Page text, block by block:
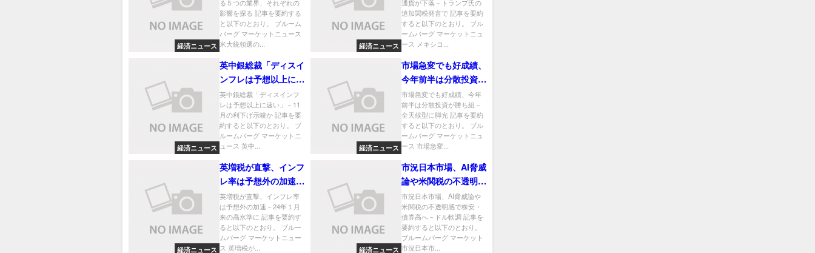
経済ニュース
る５つの業界、それぞれの
影響を探る 記事を要約する
と以下のとおり。 ブルーム
バーグ マーケットニュース
米大統領選の...
経済ニュース
で
通貨が下落－トランプ氏の
追加関税発言で 記事を要約
すると以下のとおり。 ブル
ームバーグ マーケットニュ
ース メキシコ...
経済ニュース
英中銀総裁「ディスイ
ンフレは予想以上に速
い」－11月の利下げ
示唆か
英中銀総裁「ディスインフ
レは予想以上に速い」－11
月の利下げ示唆か 記事を要
約すると以下のとおり。 ブ
ルームバーグ マーケットニ
ュース 英中...
経済ニュース
市場急変でも好成績、
今年前半は分散投資が
勝ち組－全天候型に脚
光
市場急変でも好成績、今年
前半は分散投資が勝ち組－
全天候型に脚光 記事を要約
すると以下のとおり。 ブル
ームバーグ マーケットニュ
ース 市場急変...
経済ニュース
英増税が直撃、インフ
レ率は予想外の加速－
24年１月来の高水準
に
英増税が直撃、インフレ率
は予想外の加速－24年１月
来の高水準に 記事を要約す
ると以下のとおり。 ブルー
ムバーグ マーケットニュー
ス 英増税が...
経済ニュース
市況日本市場、AI脅威
論や米関税の不透明感
で株安・債券高へ－ド
ル軟調
市況日本市場、AI脅威論や
米関税の不透明感で株安・
債券高へ－ドル軟調 記事を
要約すると以下のとおり。
ブルームバーグ マーケット
市況日本市...